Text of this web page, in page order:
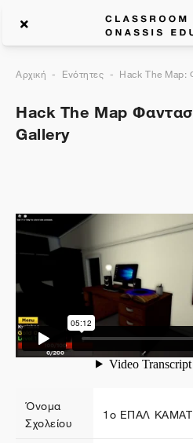
Αρχική Ενότητες Hack The Map:
Hack The Map
Gallery
Όνομα
Σχολείου
1ο ΕΠΑΛ